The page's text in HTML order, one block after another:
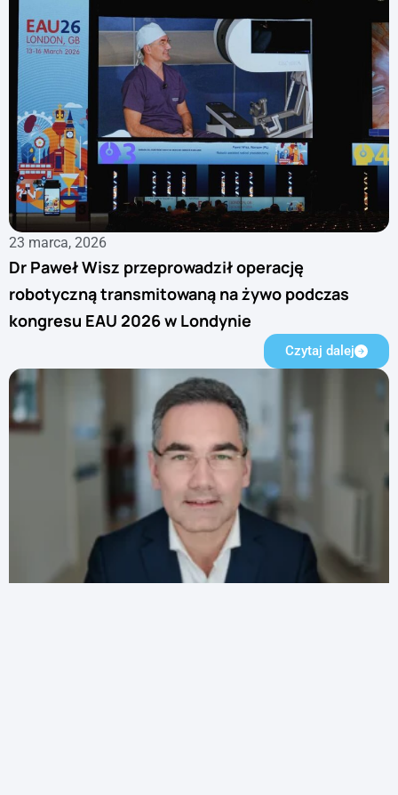
23 marca, 2026
Dr Paweł Wisz przeprowadził operację
robotyczną transmitowaną na żywo podczas
kongresu EAU 2026 w Londynie
Czytaj dalej